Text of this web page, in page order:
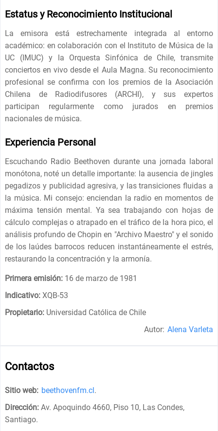
Estatus y Reconocimiento Institucional
La emisora ​​está estrechamente integrada al entorno
académico: en colaboración con el Instituto de Música de la
UC (IMUC) y la Orquesta Sinfónica de Chile, transmite
conciertos en vivo desde el Aula Magna. Su reconocimiento
profesional se confirma con los premios de la Asociación
Chilena de Radiodifusores (ARCHI), y sus expertos
participan regularmente como jurados en premios
nacionales de música.
Experiencia Personal
Escuchando Radio Beethoven durante una jornada laboral
monótona, noté un detalle importante: la ausencia de jingles
pegadizos y publicidad agresiva, y las transiciones fluidas a
la música. Mi consejo: enciendan la radio en momentos de
máxima tensión mental. Ya sea trabajando con hojas de
cálculo complejas o atrapado en el tráfico de la hora pico, el
análisis profundo de Chopin en "Archivo Maestro" y el sonido
de los laúdes barrocos reducen instantáneamente el estrés,
restaurando la concentración y la armonía.
Primera emisión: 16 de marzo de 1981
Indicativo: XQB-53
Propietario: Universidad Católica de Chile
Autor: Alena Varleta
Contactos
Sitio web: beethovenfm.cl.
Dirección: Av. Apoquindo 4660, Piso 10, Las Condes,
Santiago.